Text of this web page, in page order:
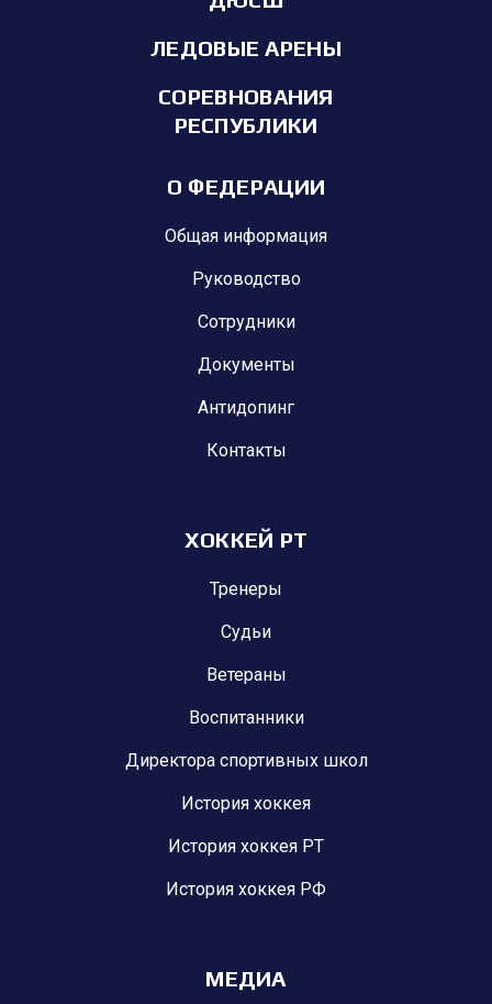
ЛЕДОВЫЕ АРЕНЫ
СОРЕВНОВАНИЯ
РЕСПУБЛИКИ
О ФЕДЕРАЦИИ
Общая информация
Руководство
Сотрудники
Документы
Антидопинг
Контакты
ХОККЕЙ РТ
Тренеры
Судьи
Ветераны
Воспитанники
Директора спортивных школ
История хоккея
История хоккея РТ
История хоккея РФ
МЕДИА